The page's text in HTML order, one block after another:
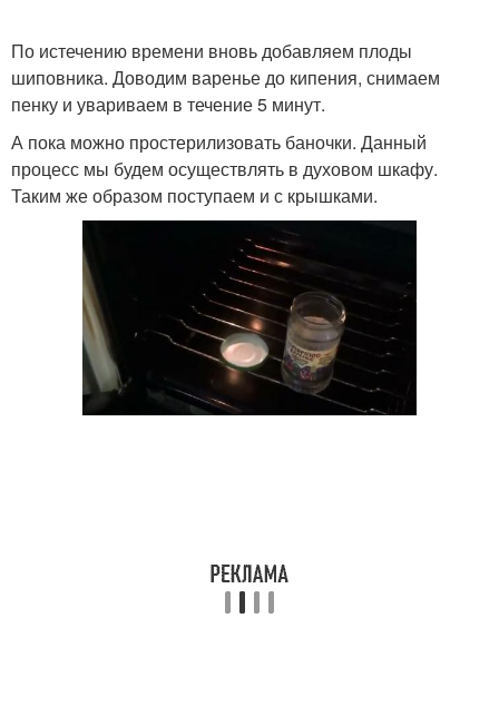
По истечению времени вновь добавляем плоды
шиповника. Доводим варенье до кипения, снимаем
пенку и увариваем в течение 5 минут.
А пока можно простерилизовать баночки. Данный
процесс мы будем осуществлять в духовом шкафу.
Таким же образом поступаем и с крышками.